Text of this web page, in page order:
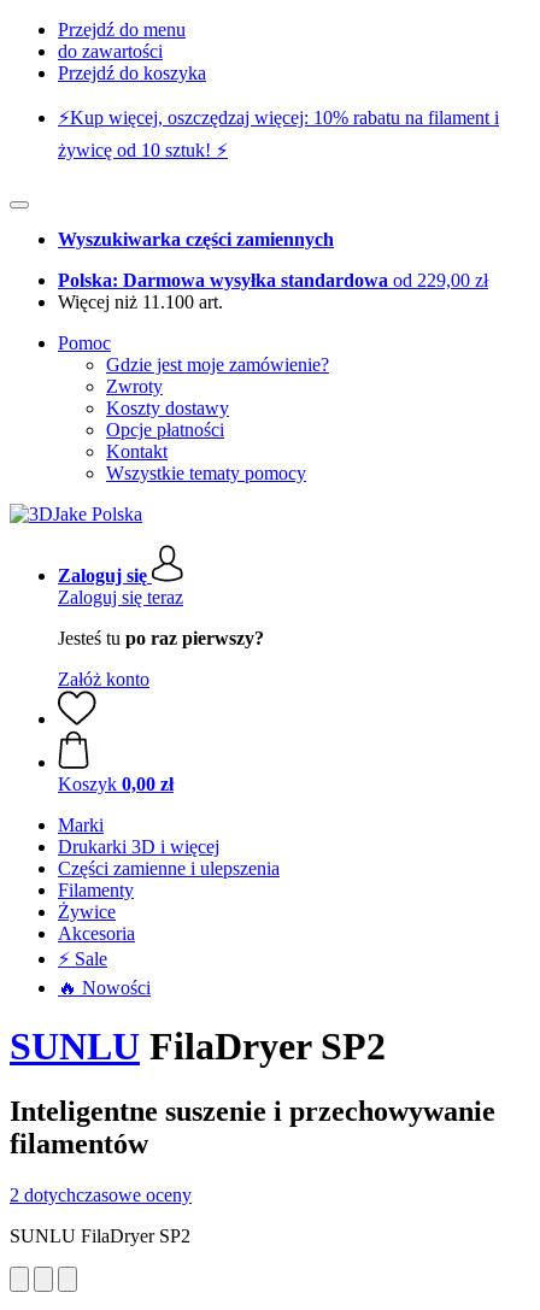
Przejdź do menu
do zawartości
Przejdź do koszyka
⚡️Kup więcej, oszczędzaj więcej: 10% rabatu na filament i
żywicę od 10 sztuk! ⚡️
Wyszukiwarka części zamiennych
Polska: Darmowa wysyłka standardowa od 229,00 zł
Więcej niż 11.100 art.
Pomoc
Gdzie jest moje zamówienie?
Zwroty
Koszty dostawy
Opcje płatności
Kontakt
Wszystkie tematy pomocy
Zaloguj się
Zaloguj się teraz
Jesteś tu po raz pierwszy?
Załóż konto
Koszyk 0,00 zł
Marki
Drukarki 3D i więcej
Części zamienne i ulepszenia
Filamenty
Żywice
Akcesoria
⚡ Sale
🔥 Nowości
SUNLU FilaDryer SP2
Inteligentne suszenie i przechowywanie
filamentów
2 dotychczasowe oceny
SUNLU FilaDryer SP2